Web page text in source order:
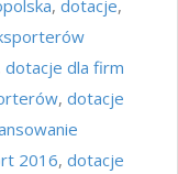
, dotacje,
dotacje dla firm
, dotacje
2016, dotacje